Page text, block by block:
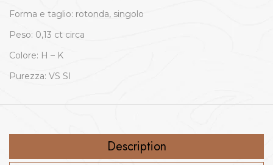
Forma e taglio: rotonda, singolo
Peso: 0,13 ct circa
Colore: H – K
Purezza: VS SI
Description